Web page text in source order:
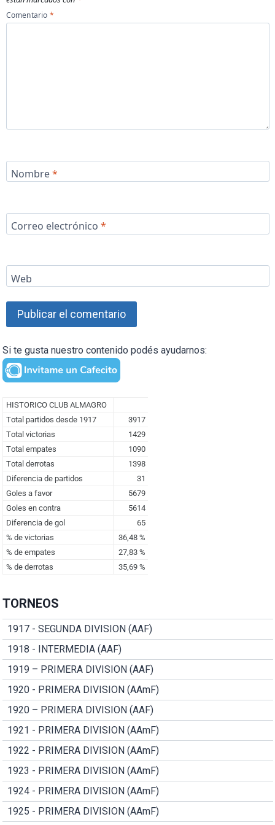
Comentario *
Nombre*
Correo electrónico *
Web
Si te gusta nuestro contenido podés ayudarnos:
TORNEOS
1917 - SEGUNDA DIVISION (AAF)
1918 - INTERMEDIA (AAF)
1919 – PRIMERA DIVISION (AAF)
1920 - PRIMERA DIVISION (AAmF)
1920 – PRIMERA DIVISION (AAF)
1921 - PRIMERA DIVISION (AAmF)
1922 - PRIMERA DIVISION (AAmF)
1923 - PRIMERA DIVISION (AAmF)
1924 - PRIMERA DIVISION (AAmF)
1925 - PRIMERA DIVISION (AAmF)